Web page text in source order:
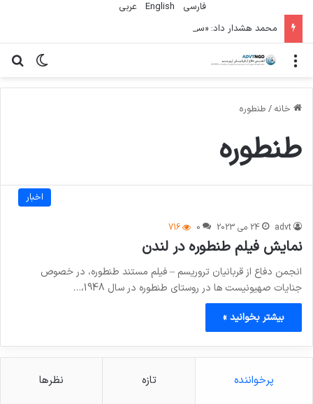
فارسی English
عربي
تغییر منو
خانه / طنطوره
طنطوره
اخبار
advt 24 می 2023 0
716
نمایش فیلم طنطوره در لندن
انجمن دفاع از قربانیان تروریسم – فیلم مستند طنطوره، در خصوص
جنایات صهیونیست ها در روستای طنطوره در سال 1948،…
بیشتر بخوانید »
پرخواننده تازه نظرها